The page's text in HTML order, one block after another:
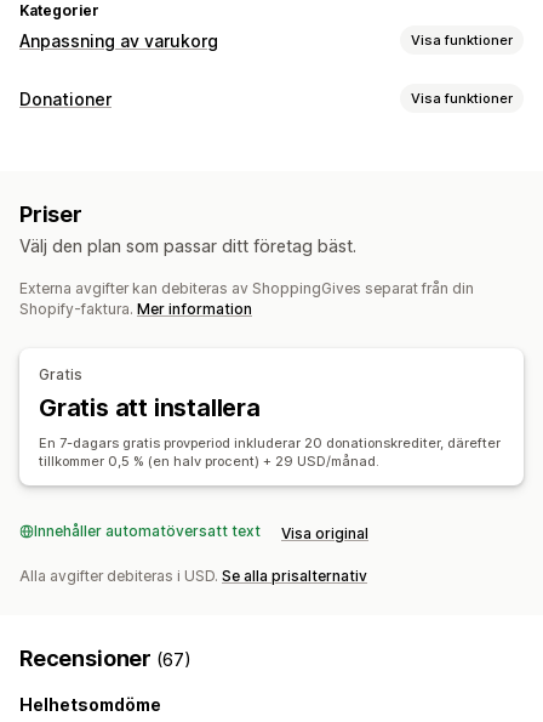
Kategorier
Anpassning av varukorg Visa funktioner
Kassaanpassning
Donationer Visa funktioner
Anpassa välgörenhet
Hantering av donationer
Automatisk bearbetning Donationsbelopp
Anpassning
Märken
Donationswidget Kampanjer E-postaviseringar
Priser
Välj den plan som passar ditt företag bäst.
Externa avgifter kan debiteras av ShoppingGives separat från din
Shopify-faktura. Mer information
Gratis
Gratis att installera
En 7-dagars gratis provperiod inkluderar 20 donationskrediter, därefter
tillkommer 0,5 % (en halv procent) + 29 USD/månad.
Innehåller automatöversatt text Visa original
Alla avgifter debiteras i USD. Se alla prisalternativ
Recensioner (67)
Helhetsomdöme